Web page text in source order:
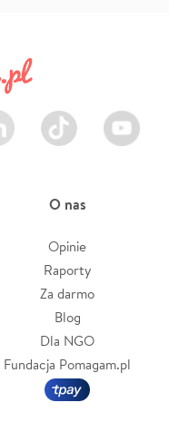
TikTok Youtube
O nas
Opinie
Raporty
Za darmo
Blog
Dla NGO
Fundacja Pomagam.pl